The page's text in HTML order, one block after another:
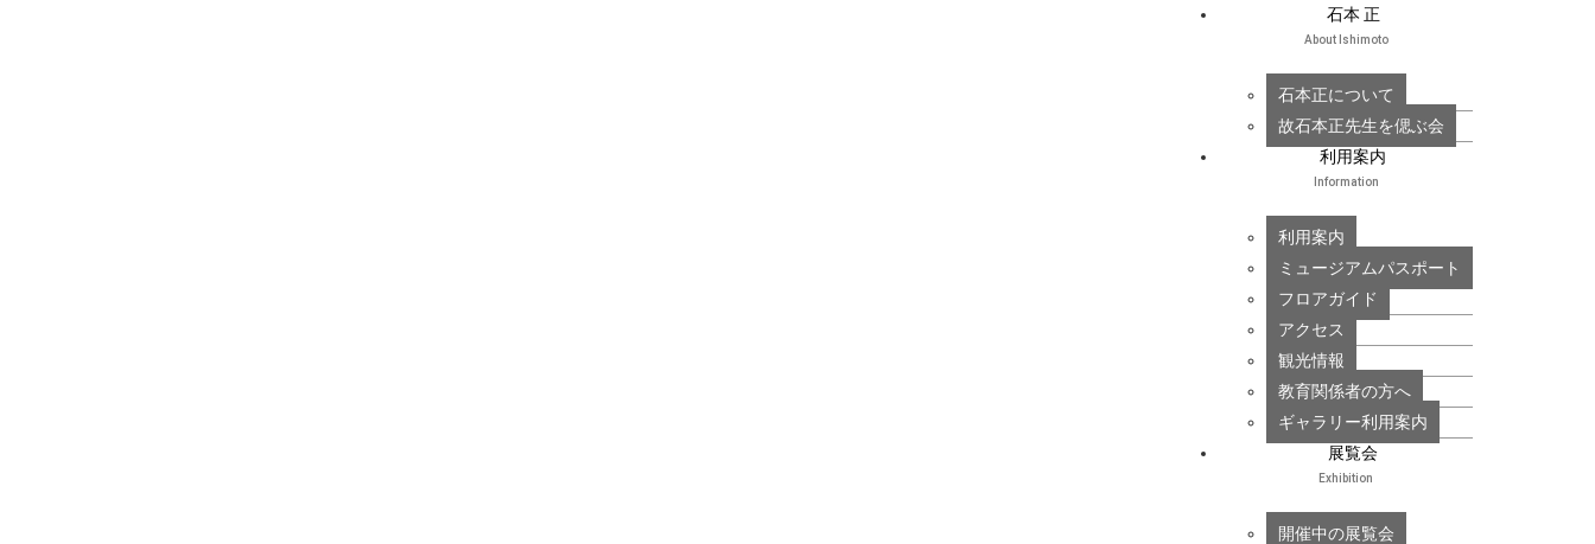
石本 正
About Ishimoto
石本正について
故石本正先生を偲ぶ会
利用案内
Information
利用案内
ミュージアムパスポート
フロアガイド
アクセス
観光情報
教育関係者の方へ
ギャラリー利用案内
展覧会
Exhibition
開催中の展覧会